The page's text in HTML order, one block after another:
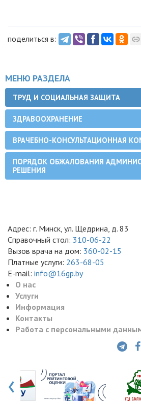
поделиться в:
МЕНЮ РАЗДЕЛА
ТРУД И СОЦИАЛЬНАЯ ЗАЩИТА
ЗДРАВООХРАНЕНИЕ
ВРАЧЕБНО-КОНСУЛЬТАЦИОННАЯ
ПОРЯДОК ОБЖАЛОВАНИЯ
РЕШЕНИЯ
Адрес: г. Минск, ул. Щедрина, д. 83
Справочный стол: 310-06-22
Вызов врача на дом: 360-02-15
Платные услуги: 263-68-05
E-mail: info@16gp.by
О нас
Услуги
Информация
Контакты
Работа с персональными
‹